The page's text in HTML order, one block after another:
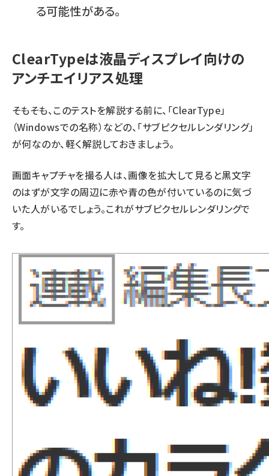
る可能性がある。
ClearTypeは液晶ディスプレイ向けの
アンチエイリアス処理
そもそも、このテストを解説する前に、「ClearType」
（Windowsでの名称）などの、「サブピクセルレンダリング」
が何なのか、軽く解説しておきましょう。
画面キャプチャを撮る人は、画像を拡大して見ると黒文字
のはずが文字の周辺に赤や青の色が付いているのに気づ
いた人がいるでしょう。これがサブピクセルレンダリングで
す。